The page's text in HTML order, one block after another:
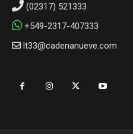
(02317) 521333
+549-2317-407333
lt33@cadenanueve.com